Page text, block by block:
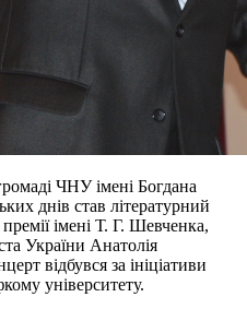
ЧНУ імені Богдана
днів став літературний
імені Т. Г. Шевченка,
України Анатолія
відбувся за ініціативи
університету.